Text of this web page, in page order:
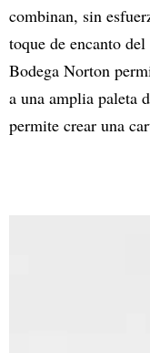
combinan, sin
toque de encanto
Bodega Norton
a una amplia paleta
permite crear una